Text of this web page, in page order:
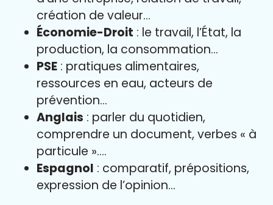
création de valeur…
Économie-Droit : le travail, l’État, la
production, la consommation…
PSE : pratiques alimentaires,
ressources en eau, acteurs de
prévention…
Anglais : parler du quotidien,
comprendre un document, verbes « à
particule »….
Espagnol : comparatif, prépositions,
expression de l’opinion…